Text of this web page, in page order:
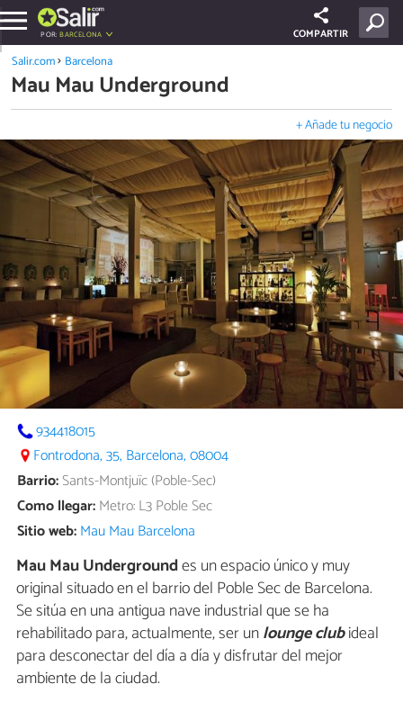
POR:BARCELONA COMPARTIR
Salir.com Barcelona
Mau Mau Underground
+ Añade tu negocio
934418015
Fontrodona, 35, Barcelona, 08004
Barrio:Sants-Montjuïc (Poble-Sec)
Como llegar:Metro: L3 Poble Sec
Sitio web:Mau Mau Barcelona
Mau Mau Undergroundes un espacio único y muy
original situado en el barrio del Poble Sec de Barcelona.
Se sitúa en una antigua nave industrial que se ha
rehabilitado para, actualmente, ser unlounge clubideal
para desconectar del día a día y disfrutar del mejor
ambiente de la ciudad.